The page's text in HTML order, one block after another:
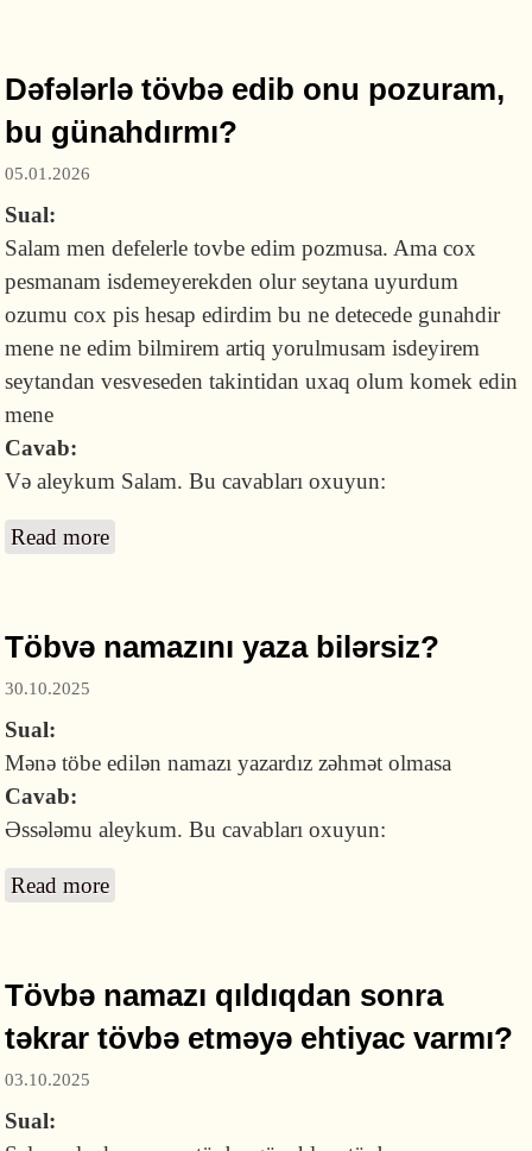
Dəfələrlə tövbə edib onu pozuram,
bu günahdırmı?
05.01.2026
Sual:
Salam men defelerle tovbe edim pozmusa. Ama cox
pesmanam isdemeyerekden olur seytana uyurdum
ozumu cox pis hesap edirdim bu ne detecede gunahdir
mene ne edim bilmirem artiq yorulmusam isdeyirem
seytandan vesveseden takintidan uxaq olum komek edin
mene
Cavab:
Və aleykum Salam. Bu cavabları oxuyun:
Read more
Töbvə namazını yaza bilərsiz?
30.10.2025
Sual:
Mənə töbe edilən namazı yazardız zəhmət olmasa
Cavab:
Əssələmu aleykum. Bu cavabları oxuyun:
Read more
Tövbə namazı qıldıqdan sonra
təkrar tövbə etməyə ehtiyac varmı?
03.10.2025
Sual: